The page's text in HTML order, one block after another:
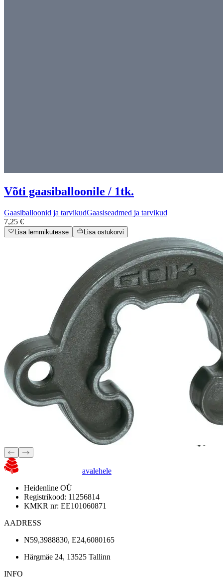
Võti gaasiballoonile / 1tk.
Gaasiballoonid ja tarvikudGaasiseadmed ja tarvikud
7,25 €
Lisa lemmikutesse Lisa ostukorvi
avalehele
Heidenline OÜ
Registrikood: 11256814
KMKR nr: EE101060871
AADRESS
N59,3988830, E24,6080165
Härgmäe 24, 13525 Tallinn
INFO